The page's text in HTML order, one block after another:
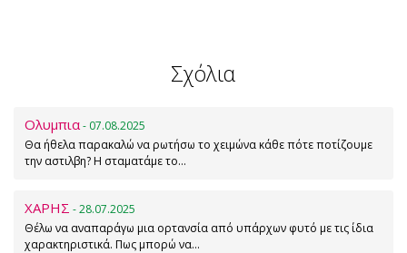
Σχόλια
Ολυμπια- 07.08.2025
Θα ήθελα παρακαλώ να ρωτήσω το χειμώνα κάθε πότε ποτίζουμε
την αστιλβη? Η σταματάμε το…
ΧΑΡΗΣ - 28.07.2025
Θέλω να αναπαράγω μια ορτανσία από υπάρχων φυτό με τις ίδια
χαρακτηριστικά. Πως μπορώ να…